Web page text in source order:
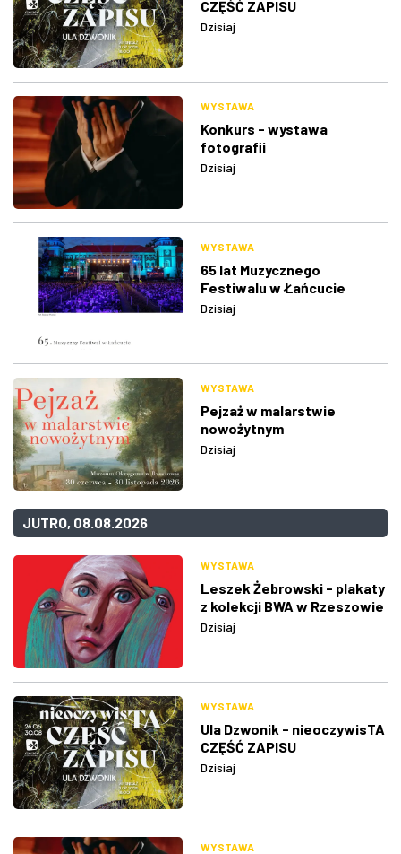
CZĘŚĆ ZAPISU
Dzisiaj
WYSTAWA
Konkurs - wystawa
fotografii
Dzisiaj
WYSTAWA
65 lat Muzycznego
Festiwalu w Łańcucie
Dzisiaj
WYSTAWA
Pejzaż w malarstwie
nowożytnym
Dzisiaj
JUTRO, 08.08.2026
WYSTAWA
Leszek Żebrowski - plakaty
z kolekcji BWA w Rzeszowie
Dzisiaj
WYSTAWA
Ula Dzwonik - nieoczywisTA
CZĘŚĆ ZAPISU
Dzisiaj
WYSTAWA